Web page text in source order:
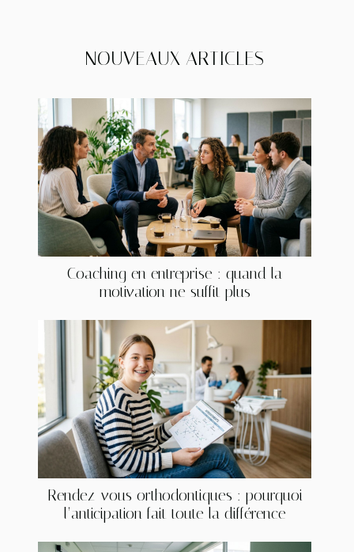
NOUVEAUX ARTICLES
Coaching en entreprise : quand la
motivation ne suffit plus
Rendez-vous orthodontiques : pourquoi
l’anticipation fait toute la différence